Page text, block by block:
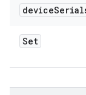
device
Set